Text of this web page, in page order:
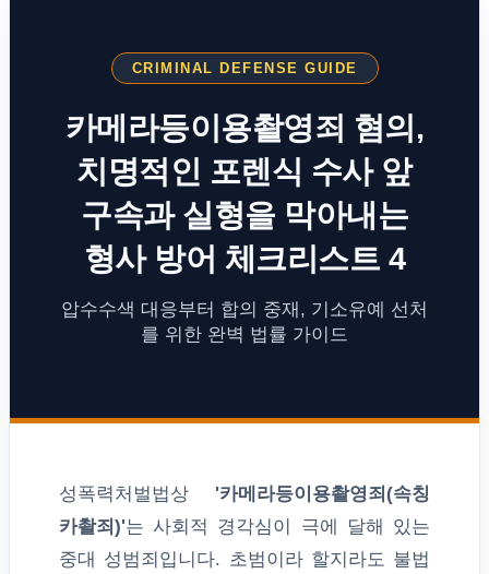
CRIMINAL DEFENSE GUIDE
카메라등이용촬영죄 혐의,
치명적인 포렌식 수사 앞
구속과 실형을 막아내는
형사 방어 체크리스트 4
압수수색 대응부터 합의 중재, 기소유예 선처
를 위한 완벽 법률 가이드
성폭력처벌법상 '카메라등이용촬영죄(속칭
카촬죄)'는 사회적 경각심이 극에 달해 있는
중대 성범죄입니다. 초범이라 할지라도 불법